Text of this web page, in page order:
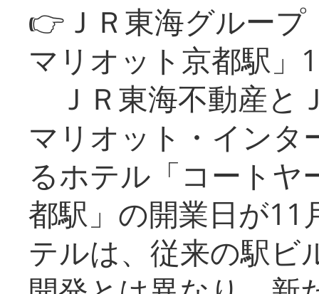
👉ＪＲ東海グルー
マリオット京都駅」
ＪＲ東海不動産と
マリオット・インタ
るホテル「コートヤ
都駅」の開業日が11
テルは、従来の駅ビ